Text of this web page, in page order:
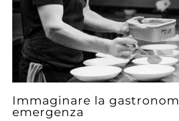
Immaginare la
emergenza